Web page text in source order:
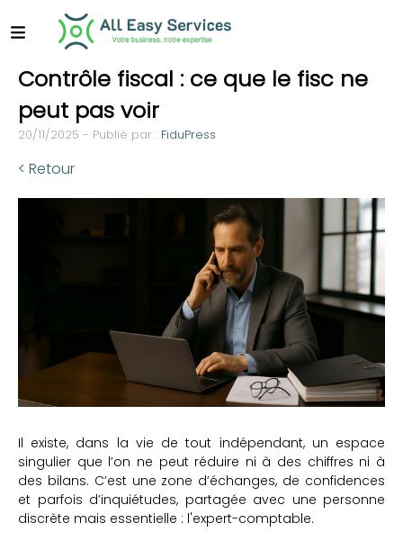
Contrôle fiscal : ce que le fisc ne
peut pas voir
20/11/2025 - Publié par : FiduPress
< Retour
Il existe, dans la vie de tout indépendant, un espace
singulier que l’on ne peut réduire ni à des chiffres ni à
des bilans. C’est une zone d’échanges, de confidences
et parfois d’inquiétudes, partagée avec une personne
discrète mais essentielle : l'expert-comptable.